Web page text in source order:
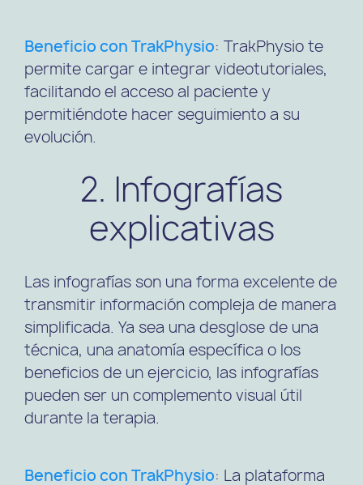
Beneficio con TrakPhysio: TrakPhysio te
permite cargar e integrar videotutoriales,
facilitando el acceso al paciente y
permitiéndote hacer seguimiento a su
evolución.
2. Infografías
explicativas
Las infografías son una forma excelente de
transmitir información compleja de manera
simplificada. Ya sea una desglose de una
técnica, una anatomía específica o los
beneficios de un ejercicio, las infografías
pueden ser un complemento visual útil
durante la terapia.
Beneficio con TrakPhysio: La plataforma